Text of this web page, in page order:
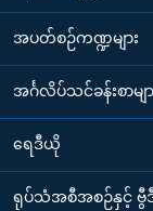
အပတ်စဉ်ကဏ္ဍများ
အင်္ဂလိပ်သင်ခန်းစာမျာ
ရေဒီယို
ရုပ်သံအစီအစဉ်နှင့် ဗွီ